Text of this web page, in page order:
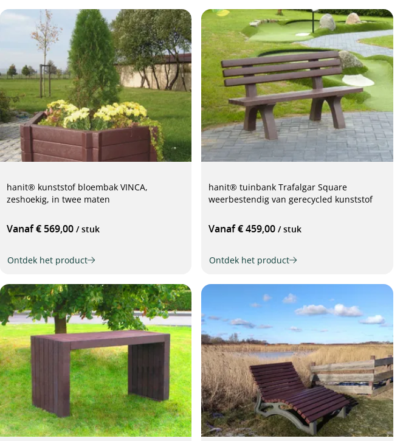
hanit® kunststof bloembak VINCA,
zeshoekig, in twee maten
Vanaf € 569,00 / stuk
Ontdek het product
hanit® tuinbank Trafalgar Square
weerbestendig van gerecycled kunststof
Vanaf € 459,00 / stuk
Ontdek het product